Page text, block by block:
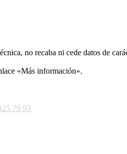
no recaba ni cede datos de
«Más información».
79 93